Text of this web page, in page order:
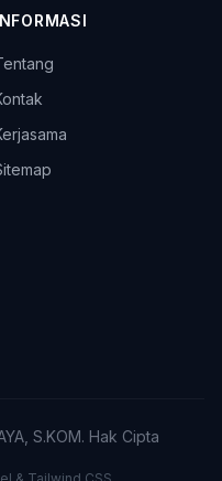
S.KOM. Hak Cipta